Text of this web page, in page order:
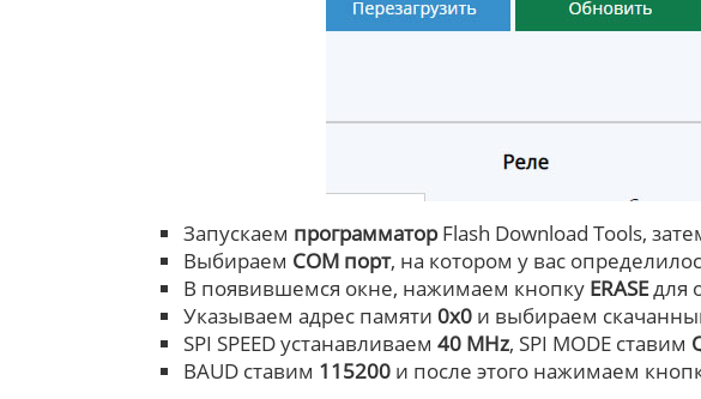
Запускаем программаторFlash Download Tools,
Выбираем COM порт, на котором у вас
В появившемся окне, нажимаем кнопку ERASEдля
Указываем адрес памяти 0х0и выбираем
SPI SPEED устанавливаем 40 MHz, SPI MODE ставим
BAUD ставим 115200и после этого нажимаем